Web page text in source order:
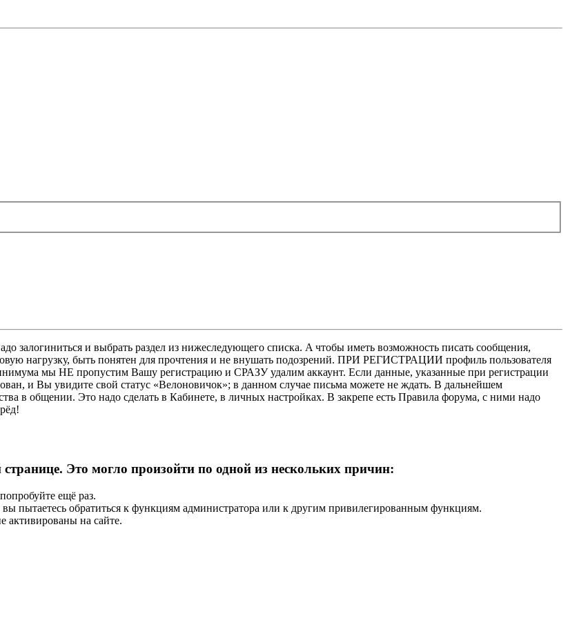
залогиниться и выбрать раздел из нижеследующего списка. A чтобы иметь возможность писать сообщения,
нагрузку, быть понятен для прочтения и не внушать подозрений. ПРИ РЕГИСТРАЦИИ профиль пользователя
мы НЕ пропустим Вашу регистрацию и СРАЗУ удалим аккаунт. Если данные, указанные при регистрации
и Вы увидите свой статус «Велоновичок»; в данном случае письма можете не ждать. В дальнейшем
в общении. Это надо сделать в Кабинете, в личных настройках. В закрепе есть Правила форума, с ними надо
Это могло произойти по одной из нескольких причин:
ещё раз.
пытаетесь обратиться к функциям администратора или к другим привилегированным функциям.
активированы на сайте.